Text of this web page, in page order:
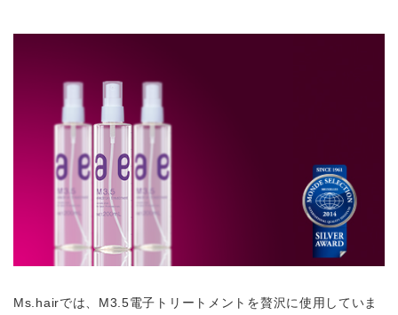
Ms.hairでは、M3.5電子トリートメントを贅沢に使用していま